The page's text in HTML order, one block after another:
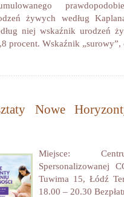
żywych według
niej wskaźnik urodzeń
procent. Wskaźnik
Nowe
Miejsce:
Spersonalizowanej
Tuwima 15, Łódź
18.00 – 20.30